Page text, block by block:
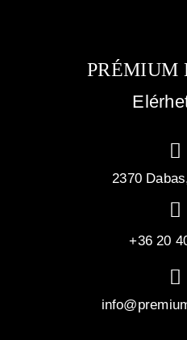
PRÉMIUM
2370
+36 20